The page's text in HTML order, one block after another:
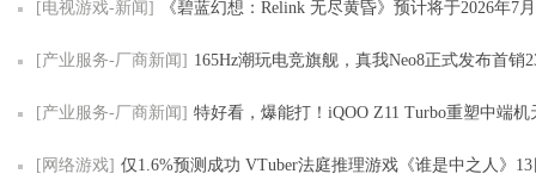
[电视游戏-新闻] 《碧蓝幻想：Relink 无尽黄昏》预计将于2026年7
[产业服务-厂商新闻] 165Hz潮玩电竞旗舰，真我Neo8正式发布首销
[产业服务-厂商新闻] 特好看，爆能打！iQOO Z11 Turbo重塑中端机天花板，首销优
[网络游戏] 仅1.6%预测成功 VTuber法庭推理游戏《谁是中之人》